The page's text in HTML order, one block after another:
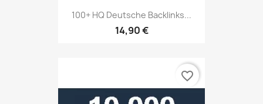
100+ HQ Deutsche Backlinks...
14,90 €
favorite_border